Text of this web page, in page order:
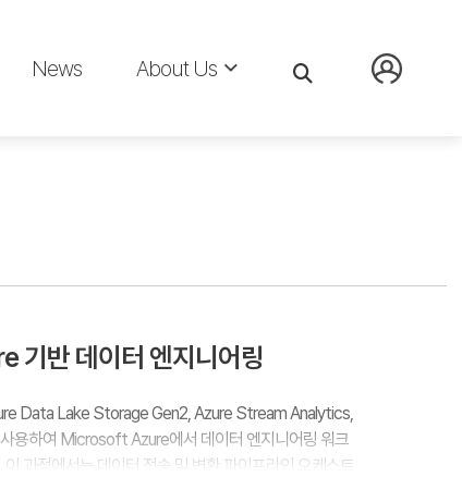
News About Us
반 데이터 엔지니어링
Data Lake Storage Gen2, Azure Stream Analytics,
용하여 Microsoft Azure에서 데이터 엔지니어링 워크
과정에서는 데이터 전송 및 변환 파이프라인 오케스트